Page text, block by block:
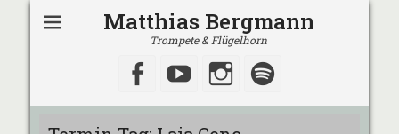
Matthias Bergmann
Trompete & Flügelhorn
Facebook
YouTubeInstagram